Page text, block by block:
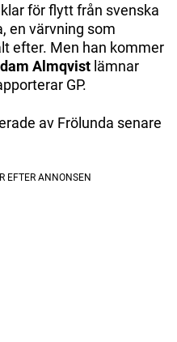
för flytt från svenska
en värvning som
efter. Men han kommer
Almqvist lämnar
GP.
av Frölunda senare